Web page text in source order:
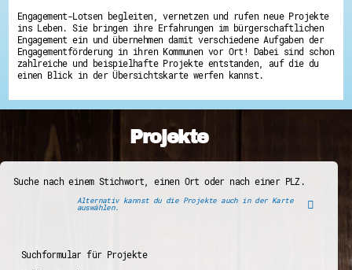
Engagement-Lotsen begleiten, vernetzen und rufen neue Projekte
ins Leben. Sie bringen ihre Erfahrungen im bürgerschaftlichen
Engagement ein und übernehmen damit verschiedene Aufgaben der
Engagementförderung in ihren Kommunen vor Ort! Dabei sind schon
zahlreiche und beispielhafte Projekte entstanden, auf die du
einen Blick in der Übersichtskarte werfen kannst.
Projekte
Suche nach einem Stichwort, einen Ort oder nach einer PLZ.
Alternativ kannst du die Projekte auch in der Karte
auswählen.
Suchformular für Projekte